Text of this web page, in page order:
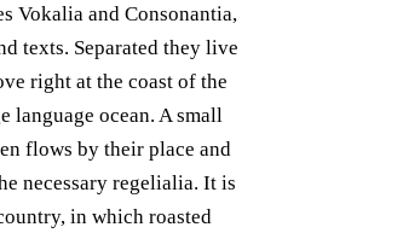
Vokalia and Consonantia,
texts. Separated they live
right at the coast of the
language ocean. A small
flows by their place and
necessary regelialia. It is
in which roasted